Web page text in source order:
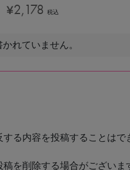
¥2,178 税込
れていません。
る内容を投稿することは
を削除する場合がございま